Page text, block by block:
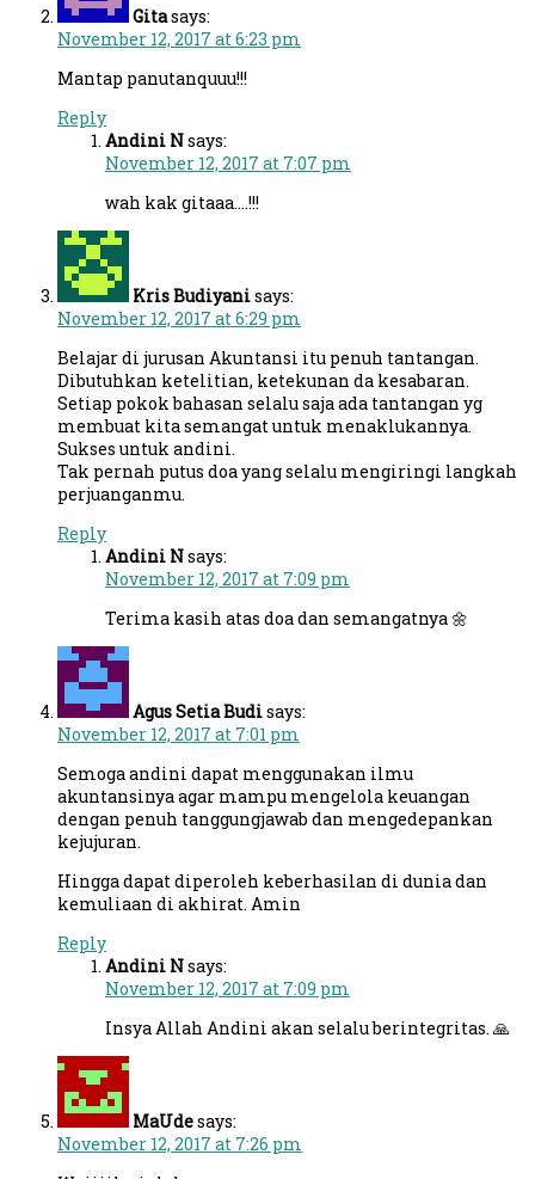
Gitasays:
November 12, 2017 at 6:23 pm
Mantap panutanquuu!!!
Reply
Andini Nsays:
November 12, 2017 at 7:07 pm
wah kak gitaaa….!!!
Kris Budiyanisays:
November 12, 2017 at 6:29 pm
Belajar di jurusan Akuntansi itu penuh tantangan.
Dibutuhkan ketelitian, ketekunan da kesabaran.
Setiap pokok bahasan selalu saja ada tantangan yg
membuat kita semangat untuk menaklukannya.
Sukses untuk andini.
Tak pernah putus doa yang selalu mengiringi langkah
perjuanganmu.
Reply
Andini Nsays:
November 12, 2017 at 7:09 pm
Terima kasih atas doa dan semangatnya 🌼
Agus Setia Budisays:
November 12, 2017 at 7:01 pm
Semoga andini dapat menggunakan ilmu
akuntansinya agar mampu mengelola keuangan
dengan penuh tanggungjawab dan mengedepankan
kejujuran.
Hingga dapat diperoleh keberhasilan di dunia dan
kemuliaan di akhirat. Amin
Reply
Andini Nsays:
November 12, 2017 at 7:09 pm
Insya Allah Andini akan selalu berintegritas. 🙏
MaUdesays:
November 12, 2017 at 7:26 pm